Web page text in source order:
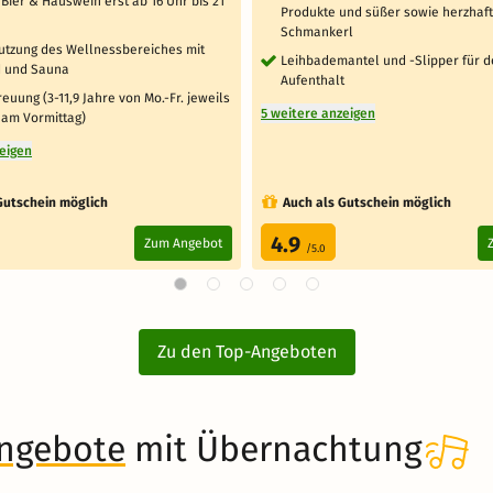
des Wellnessbereiches mit
Sauna
(3-11,9 Jahre von Mo.-Fr. jeweils
Vormittag)
möglich
Zum Angebot
Produkte und süßer sowie
Schmankerl
Leihbademantel und -Slipper für
Aufenthalt
5 weitere anzeigen
Auch als Gutschein möglich
4.9 /5.0
Zu den Top-Angeboten
mit Übernachtung